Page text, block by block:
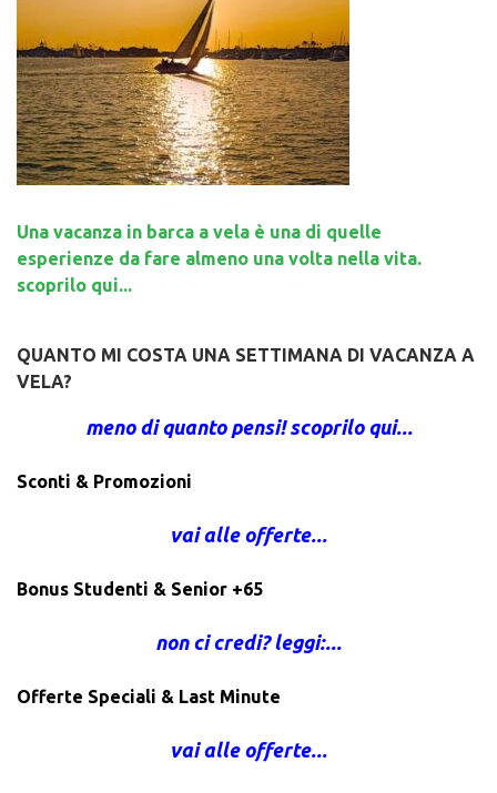
Una vacanza in barca a vela è una di quelle
esperienze da fare almeno una volta nella vita.
scoprilo qui...
QUANTO MI COSTA UNA SETTIMANA DI VACANZA A
VELA?
meno di quanto pensi! scoprilo qui...
Sconti & Promozioni
vai alle offerte...
Bonus Studenti & Senior +65
non ci credi? leggi:...
Offerte Speciali & Last Minute
vai alle offerte...